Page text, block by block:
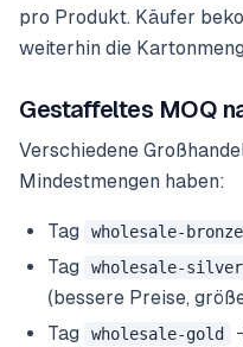
pro Produkt. Käufer
weiterhin die
Gestaffeltes MOQ
Verschiedene
Mindestmengen haben:
Tag wholesale-bronze
Tag
wholesale-silver
(bessere Preise,
Tag
wholesale-gold